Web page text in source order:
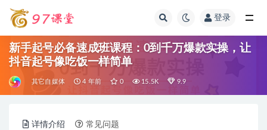
登录
新手起号必备速成班课程：0到千万爆款实操，让
抖音起号像吃饭一样简单
其它自媒体 4 年前 0 15.5K 9.9
详情介绍 常见问题